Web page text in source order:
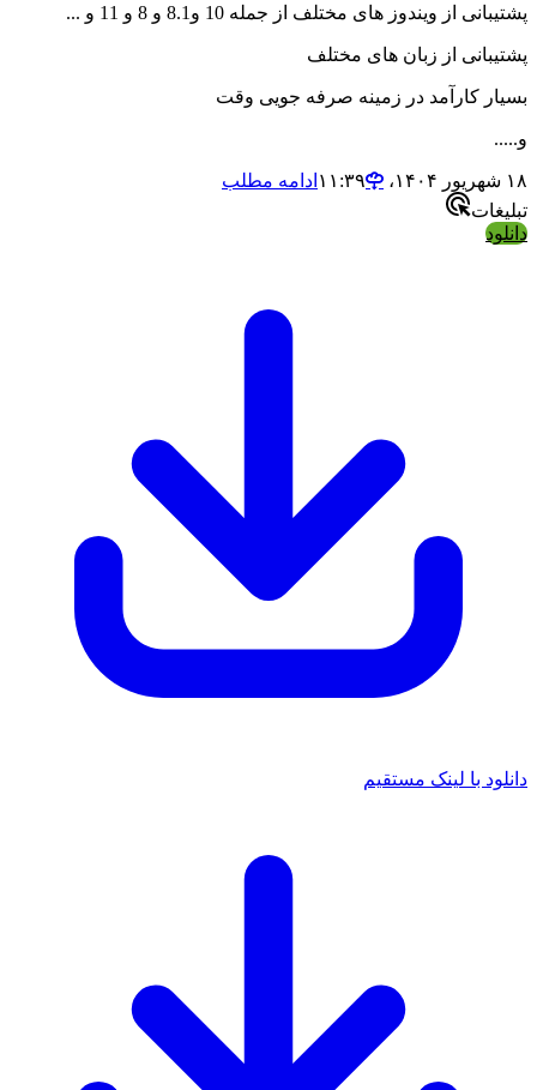
از ویندوز های مختلف از جمله 10 و8.1 و 8 و 11 و ...
از زبان های مختلف
کارآمد در زمینه صرفه جویی وقت
ادامه مطلب
با لینک مستقیم